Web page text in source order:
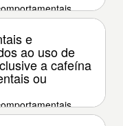
inclusive
e
ao uso de
a cafeína
ou
inclusive